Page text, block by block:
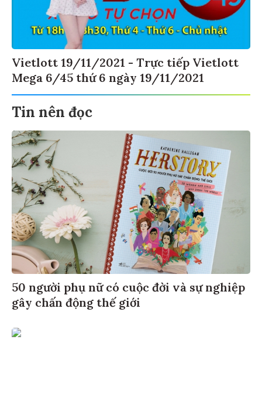
Vietlott 19/11/2021 - Trực tiếp Vietlott
Mega 6/45 thứ 6 ngày 19/11/2021
Tin nên đọc
50 người phụ nữ có cuộc đời và sự nghiệp
gây chấn động thế giới